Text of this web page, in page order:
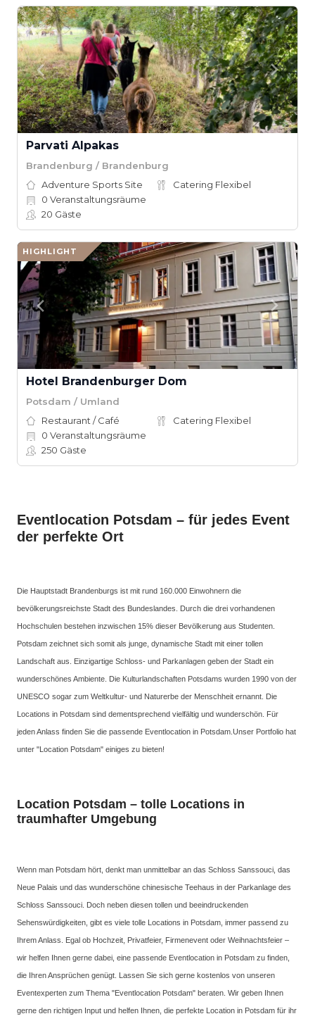
Parvati Alpakas
Brandenburg / Brandenburg
Adventure Sports Site
Catering Flexibel
0 Veranstaltungsräume
20 Gäste
HIGHLIGHT
Hotel Brandenburger Dom
Potsdam / Umland
Restaurant / Café
Catering Flexibel
0 Veranstaltungsräume
250 Gäste
Eventlocation Potsdam – für jedes Event
der perfekte Ort
Die Hauptstadt Brandenburgs ist mit rund 160.000 Einwohnern die
bevölkerungsreichste Stadt des Bundeslandes. Durch die drei vorhandenen
Hochschulen bestehen inzwischen 15% dieser Bevölkerung aus Studenten.
Potsdam zeichnet sich somit als junge, dynamische Stadt mit einer tollen
Landschaft aus. Einzigartige Schloss- und Parkanlagen geben der Stadt ein
wunderschönes Ambiente. Die Kulturlandschaften Potsdams wurden 1990 von der
UNESCO sogar zum Weltkultur- und Naturerbe der Menschheit ernannt. Die
Locations in Potsdam sind dementsprechend vielfältig und wunderschön. Für
jeden Anlass finden Sie die passende Eventlocation in Potsdam.Unser Portfolio hat
unter "Location Potsdam" einiges zu bieten!
Location Potsdam – tolle Locations in
traumhafter Umgebung
Wenn man Potsdam hört, denkt man unmittelbar an das Schloss Sanssouci, das
Neue Palais und das wunderschöne chinesische Teehaus in der Parkanlage des
Schloss Sanssouci. Doch neben diesen tollen und beeindruckenden
Sehenswürdigkeiten, gibt es viele tolle Locations in Potsdam, immer passend zu
Ihrem Anlass. Egal ob Hochzeit, Privatfeier, Firmenevent oder Weihnachtsfeier –
wir helfen Ihnen gerne dabei, eine passende Eventlocation in Potsdam zu finden,
die Ihren Ansprüchen genügt. Lassen Sie sich gerne kostenlos von unseren
Eventexperten zum Thema "Eventlocation Potsdam" beraten. Wir geben Ihnen
gerne den richtigen Input und helfen Ihnen, die perfekte Location in Potsdam für ihr